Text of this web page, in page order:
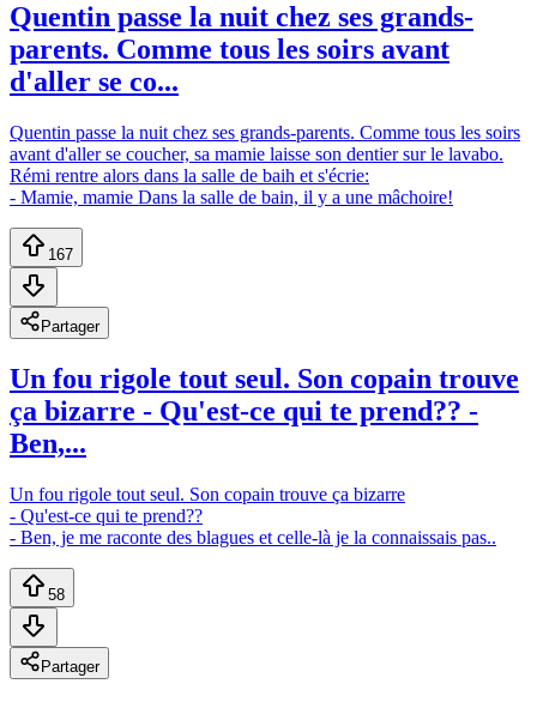
Quentin passe la nuit chez ses grands-
parents. Comme tous les soirs avant
d'aller se co...
Quentin passe la nuit chez ses grands-parents. Comme tous les soirs
avant d'aller se coucher, sa mamie laisse son dentier sur le lavabo.
Rémi rentre alors dans la salle de baih et s'écrie:
- Mamie, mamie Dans la salle de bain, il y a une mâchoire!
167
Partager
Un fou rigole tout seul. Son copain trouve
ça bizarre - Qu'est-ce qui te prend?? -
Ben,...
Un fou rigole tout seul. Son copain trouve ça bizarre
- Qu'est-ce qui te prend??
- Ben, je me raconte des blagues et celle-là je la connaissais pas..
58
Partager